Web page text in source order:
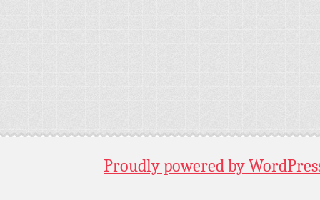
Proudly powered by